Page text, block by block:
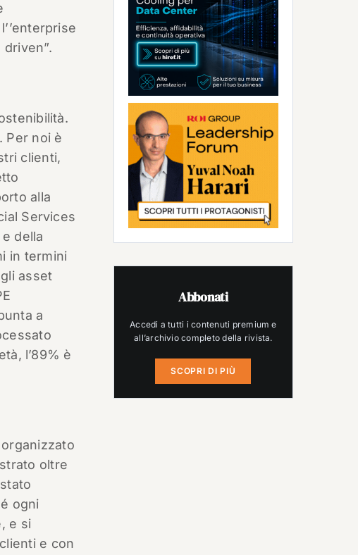
Per noi è
clienti,
alla
Services
della
in termini
asset
a
l’89% è
oltre
ogni
e si
e con
Abbonati
Accedi a tutti i contenuti premium e
all’archivio completo della rivista.
SCOPRI DI PIÙ